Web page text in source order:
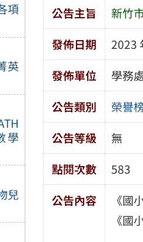
項
英
學
兒
公告主旨
新竹
發佈日期
2023
發佈單位
學務
公告類別
榮譽
公告等級
無
點閱次數
583
公告內容
《國
《國